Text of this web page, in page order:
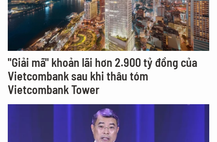
"Giải mã" khoản lãi hơn 2.900 tỷ đồng của
Vietcombank sau khi thâu tóm
Vietcombank Tower